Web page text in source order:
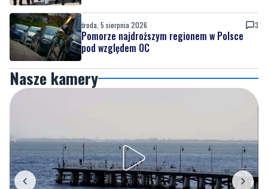
Nasze kamery
Gdynia
Orłowo